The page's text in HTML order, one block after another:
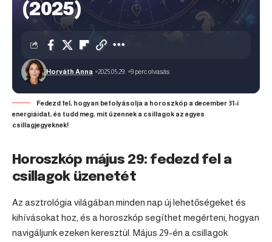
(2025)
Horváth Anna 2025.05.29. 9 perc olvasás
Fedezd fel, hogyan befolyásolja a horoszkóp a december 31-i
energiáidat, és tudd meg, mit üzennek a csillagok az egyes
csillagjegyeknek!
Horoszkóp május 29: fedezd fel a
csillagok üzenetét
Az asztrológia világában minden nap új lehetőségeket és
kihívásokat hoz, és a horoszkóp segíthet megérteni, hogyan
navigáljunk ezeken keresztül. Május 29-én a csillagok